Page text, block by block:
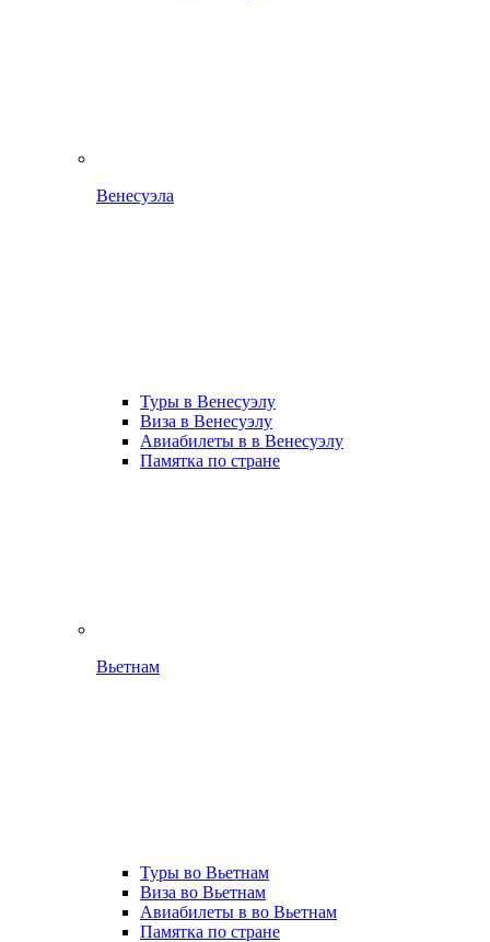
Венесуэла
Туры в Венесуэлу
Виза в Венесуэлу
Авиабилеты в в Венесуэлу
Памятка по стране
Вьетнам
Туры во Вьетнам
Виза во Вьетнам
Авиабилеты в во Вьетнам
Памятка по стране